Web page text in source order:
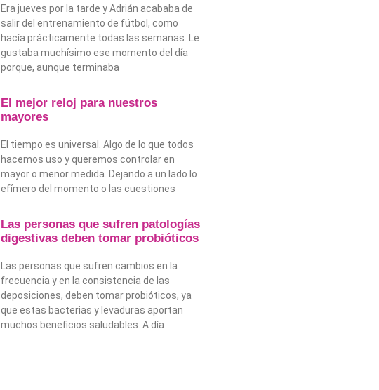
Era jueves por la tarde y Adrián acababa de
salir del entrenamiento de fútbol, como
hacía prácticamente todas las semanas. Le
gustaba muchísimo ese momento del día
porque, aunque terminaba
El mejor reloj para nuestros
mayores
El tiempo es universal. Algo de lo que todos
hacemos uso y queremos controlar en
mayor o menor medida. Dejando a un lado lo
efímero del momento o las cuestiones
Las personas que sufren patologías
digestivas deben tomar probióticos
Las personas que sufren cambios en la
frecuencia y en la consistencia de las
deposiciones, deben tomar probióticos, ya
que estas bacterias y levaduras aportan
muchos beneficios saludables. A día